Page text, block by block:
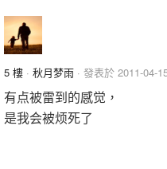
5 樓 · 秋月梦雨 · 發表於 2011-04-
有点被雷到的感觉，
是我会被烦死了